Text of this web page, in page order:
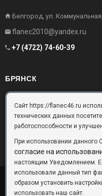
Белгород, ул.
flanec2010@yandex.ru
+7 (4722) 74-60-39
БРЯНСК
Брянск, Московский
flanec32@yandex.ru
Copyright © 2026 © ООО
Сайт https://flanec46.ru
технических данных
работоспособности и
При использовании данного
согласие на
настоящим Уведомлением.
использовали данный тип
образом установить
использовать наш сайт.